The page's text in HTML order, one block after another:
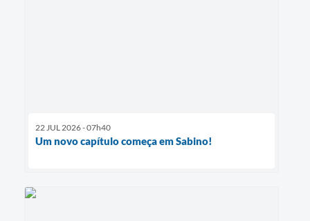
22 JUL 2026 - 07h40
Um novo capítulo começa em Sabino!